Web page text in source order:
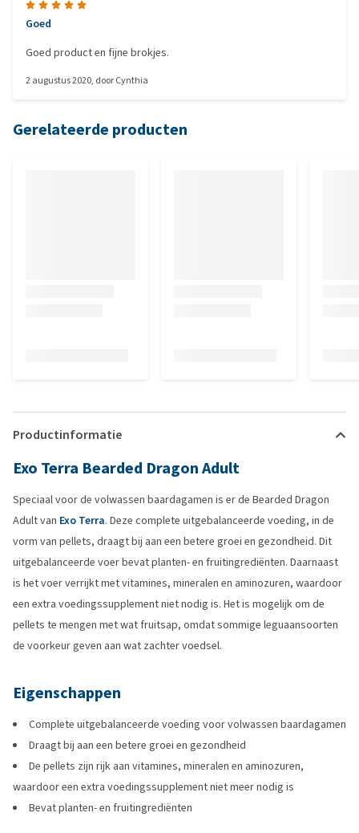
Goed
Goed product en fijne brokjes.
2 augustus 2020, doorCynthia
Gerelateerde producten
Productinformatie
Exo Terra Bearded Dragon Adult
Speciaal voor de volwassen baardagamen is er de Bearded Dragon
Adult van Exo Terra. Deze complete uitgebalanceerde voeding, in de
vorm van pellets, draagt bij aan een betere groei en gezondheid. Dit
uitgebalanceerde voer bevat planten- en fruitingrediënten. Daarnaast
is het voer verrijkt met vitamines, mineralen en aminozuren, waardoor
een extra voedingssupplement niet nodig is. Het is mogelijk om de
pellets te mengen met wat fruitsap, omdat sommige leguaansoorten
de voorkeur geven aan wat zachter voedsel.
Eigenschappen
Complete uitgebalanceerde voeding voor volwassen baardagamen
Draagt bij aan een betere groei en gezondheid
De pellets zijn rijk aan vitamines, mineralen en aminozuren,
waardoor een extra voedingssupplement niet meer nodig is
Bevat planten- en fruitingrediënten